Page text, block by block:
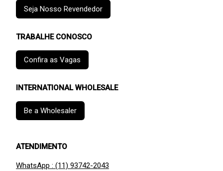
Seja Nosso Revendedor
TRABALHE CONOSCO
Confira as Vagas
INTERNATIONAL WHOLESALE
Be a Wholesaler
ATENDIMENTO
WhatsApp : (11) 93742-2043